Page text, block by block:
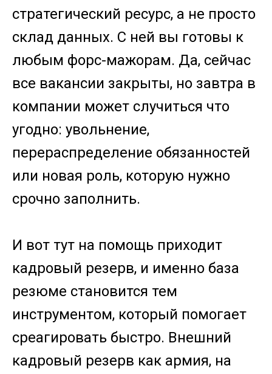
стратегический ресурс, а не просто
склад данных. С ней вы готовы к
любым форс-мажорам. Да, сейчас
все вакансии закрыты, но завтра в
компании может случиться что
угодно: увольнение,
перераспределение обязанностей
или новая роль, которую нужно
срочно заполнить.
И вот тут на помощь приходит
кадровый резерв, и именно база
резюме становится тем
инструментом, который помогает
среагировать быстро. Внешний
кадровый резерв как армия, на